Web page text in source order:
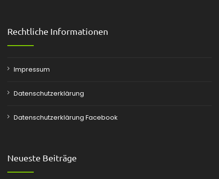
Rechtliche Informationen
Impressum
Datenschutzerklärung
Datenschutzerklärung Facebook
Neueste Beiträge